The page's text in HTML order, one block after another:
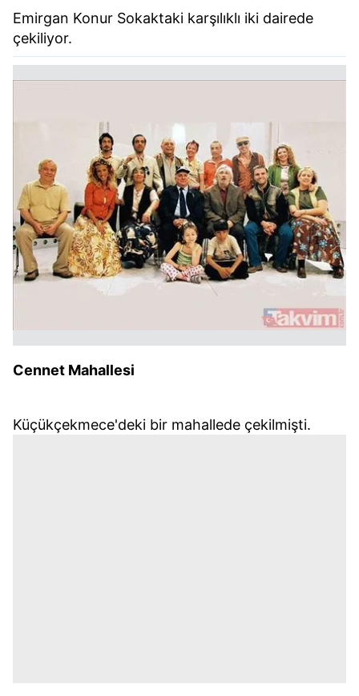
Emirgan Konur Sokaktaki karşılıklı iki dairede
çekiliyor.
Cennet Mahallesi
Küçükçekmece'deki bir mahallede çekilmişti.